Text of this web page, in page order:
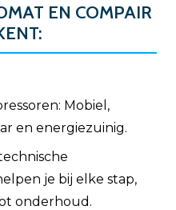
EN COMPAIR
Mobiel,
en energiezuinig.
je bij elke stap,
onderhoud.